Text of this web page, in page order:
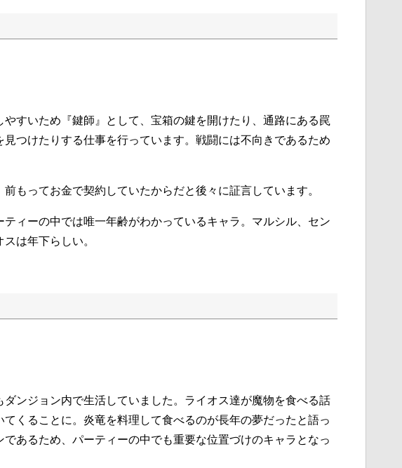
すいため『鍵師』として、宝箱の鍵を開けたり、通路にある罠
つけたりする仕事を行っています。戦闘には不向きであるため
もってお金で契約していたからだと後々に証言しています。
ィーの中では唯一年齢がわかっているキャラ。マルシル、セン
は年下らしい。
ンジョン内で生活していました。ライオス達が魔物を食べる話
くることに。炎竜を料理して食べるのが長年の夢だったと語っ
あるため、パーティーの中でも重要な位置づけのキャラとなっ